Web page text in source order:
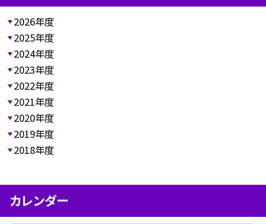
2026年度
2025年度
2024年度
2023年度
2022年度
2021年度
2020年度
2019年度
2018年度
カレンダー